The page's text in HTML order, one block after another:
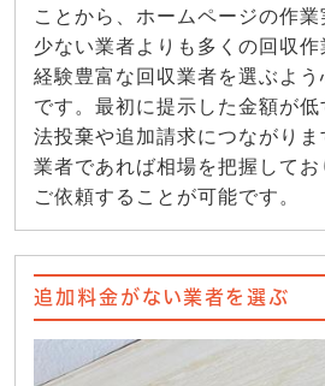
ことから、ホームページの作業
少ない業者よりも多くの回収
経験豊富な回収業者を選ぶよ
です。最初に提示した金額が
法投棄や追加請求につながり
業者であれば相場を把握して
ご依頼することが可能です。
追加料金がない業者を選ぶ